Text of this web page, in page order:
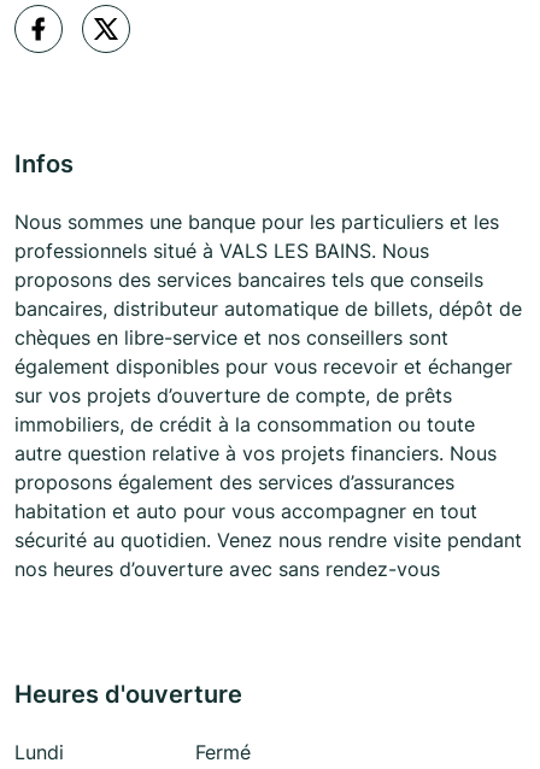
Infos
Nous sommes une banque pour les particuliers et les
professionnels situé à VALS LES BAINS. Nous
proposons des services bancaires tels que conseils
bancaires, distributeur automatique de billets, dépôt de
chèques en libre-service et nos conseillers sont
également disponibles pour vous recevoir et échanger
sur vos projets d’ouverture de compte, de prêts
immobiliers, de crédit à la consommation ou toute
autre question relative à vos projets financiers. Nous
proposons également des services d’assurances
habitation et auto pour vous accompagner en tout
sécurité au quotidien. Venez nous rendre visite pendant
nos heures d’ouverture avec sans rendez-vous
Heures d'ouverture
Lundi
Fermé